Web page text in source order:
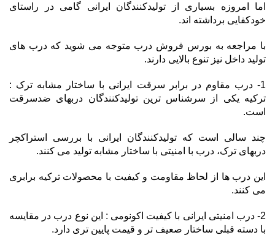
اما امروزه بسیاری از تولیدکنندگان ایرانی گامی در راستای
خودکفایی برداشته اند.
با مراجعه به بورس فروش درب متوجه می شوید که درب های
تولید داخل نیز تنوع بالایی دارند.
1- درب مقاوم در برابر سرقت ایرانی با ساختار مشابه ترک :
ترکیه یکی از سرشناس ترین تولیدکنندگان دربهای ضدسرقت
است.
چند سالی است که تولیدکنندگان ایرانی با بررسی استراکچر
دربهای ترک، درب با امنیتی با ساختار مشابه تولید می کنند.
این درب ها از لحاظ مقاومت و کیفیت با محصولات ترکیه برابری
می کنند.
2- درب امنیتی ایرانی با کیفیت اکونومی : این نوع درب در مقایسه
با دسته قبلی ساختار صعیف تر و قیمت پایین تری دارد.